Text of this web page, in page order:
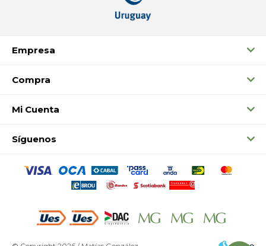
Empresa
Compra
Mi Cuenta
Síguenos